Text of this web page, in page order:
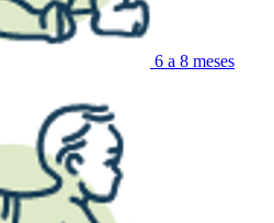
6 a 8 meses